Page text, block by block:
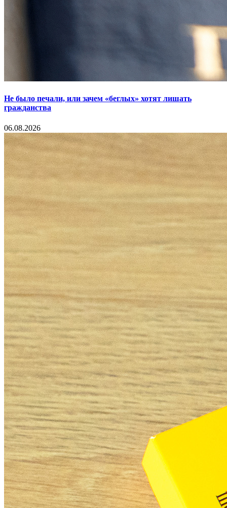
Не было печали, или зачем «беглых» хотят лишать
гражданства
06.08.2026